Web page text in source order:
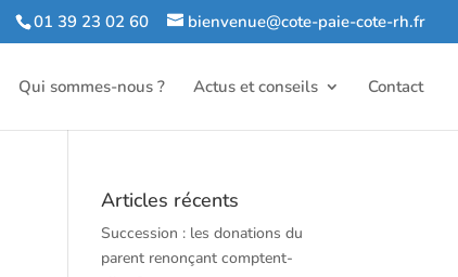
01 39 23 02 60 bienvenue@cote-paie-cote-rh.fr
Qui sommes-nous ? Actus et conseils Contact
Articles récents
Succession : les donations du
parent renonçant comptent-